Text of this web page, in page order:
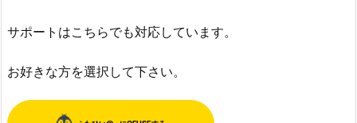
サポートはこちらでも対応しています。
お好きな方を選択して下さい。